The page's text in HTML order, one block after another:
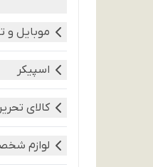
موبایل و
اسپیکر
کالای
لوازم